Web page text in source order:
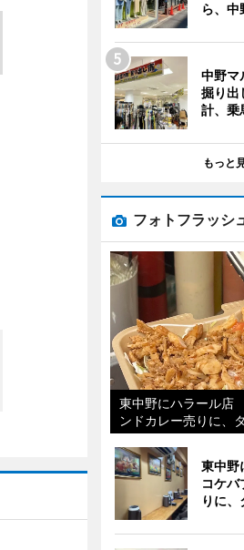
ら、中
中野マ
掘り
計、乗
もっと
フォトフラッシ
東中野にハラール店
ンドカレー売りに、
東中
コケバ
りに